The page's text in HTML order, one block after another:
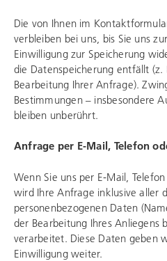
Die von Ihnen im
verbleiben bei uns, bis Sie uns
Einwilligung zur Speicherung
die Datenspeicherung entfällt (z.
Bearbeitung Ihrer Anfrage).
Bestimmungen – insbesondere
bleiben unberührt.
Anfrage per E-Mail, Telefon
Wenn Sie uns per E-Mail,
wird Ihre Anfrage inklusive aller
personenbezogenen Daten
der Bearbeitung Ihres Anliegens
verarbeitet. Diese Daten geben
Einwilligung weiter.